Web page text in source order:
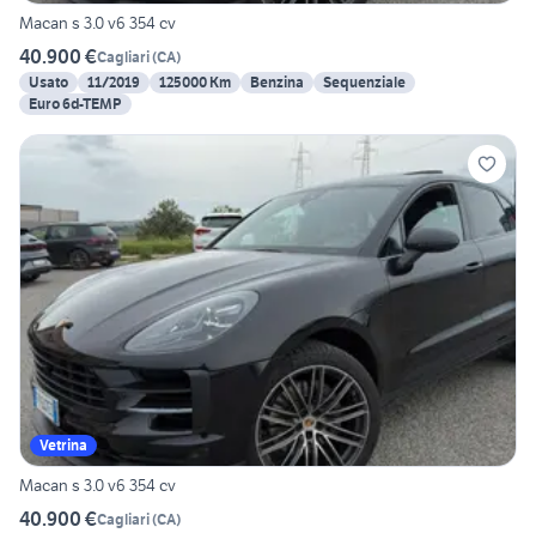
Macan s 3.0 v6 354 cv
40.900 €Cagliari(CA)
Usato
11/2019 125000 Km Benzina
Sequenziale
Euro 6d-TEMP
Vetrina
Macan s 3.0 v6 354 cv
40.900 €Cagliari(CA)